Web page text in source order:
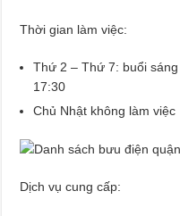
Thời gian làm việc:
Thứ 2 – Thứ 7: buổi
17:30
Chủ Nhật không làm việc
Dịch vụ cung cấp: